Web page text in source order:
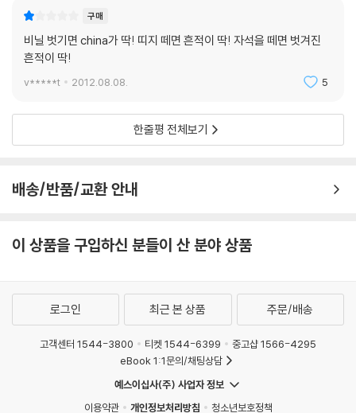
구매
비닐 벗기면 china가 딱! 띠지 떼면 흔적이 딱! 자석을 떼면 벗겨진
흔적이 딱!
v*****t 2012.08.08. 5
한줄평 전체보기
배송/반품/교환 안내
이 상품을 구입하신 분들이 산 분야 상품
로그인 최근 본 상품 주문/배송
고객센터 1544-3800 티켓 1544-6399
중고샵 1566-4295
eBook 1:1문의/채팅상담
예스이십사(주) 사업자 정보
이용약관
개인정보처리방침 청소년보호정책